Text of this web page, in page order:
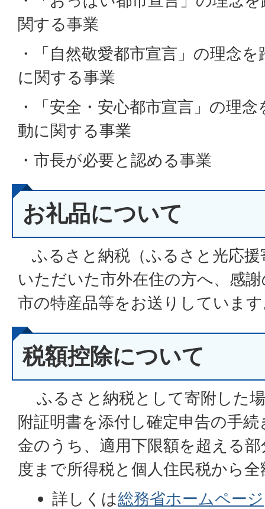
関する事業
・「自然敬愛都市宣言」の理念
に関する事業
・「安全・安心都市宣言」の理
動に関する事業
・市長が必要と認める事業
お礼品について
ふるさと納税（ふるさと光応
いただいた市外在住の方へ、感
市の特産品等をお送りしていま
税額控除について
ふるさと納税として寄附した
附証明書を添付し確定申告の手
金のうち、適用下限額を超える
度まで所得税と個人住民税から
詳しくは総務省ホームページ